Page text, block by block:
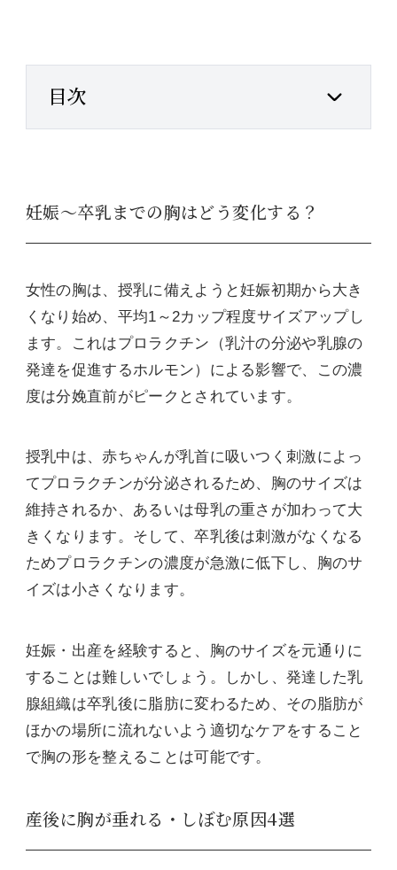
目次
妊娠～卒乳までの胸はどう変化する？
女性の胸は、授乳に備えようと妊娠初期から大き
くなり始め、平均1～2カップ程度サイズアップし
ます。これはプロラクチン（乳汁の分泌や乳腺の
発達を促進するホルモン）による影響で、この濃
度は分娩直前がピークとされています。
授乳中は、赤ちゃんが乳首に吸いつく刺激によっ
てプロラクチンが分泌されるため、胸のサイズは
維持されるか、あるいは母乳の重さが加わって大
きくなります。そして、卒乳後は刺激がなくなる
ためプロラクチンの濃度が急激に低下し、胸のサ
イズは小さくなります。
妊娠・出産を経験すると、胸のサイズを元通りに
することは難しいでしょう。しかし、発達した乳
腺組織は卒乳後に脂肪に変わるため、その脂肪が
ほかの場所に流れないよう適切なケアをすること
で胸の形を整えることは可能です。
産後に胸が垂れる・しぼむ原因4選